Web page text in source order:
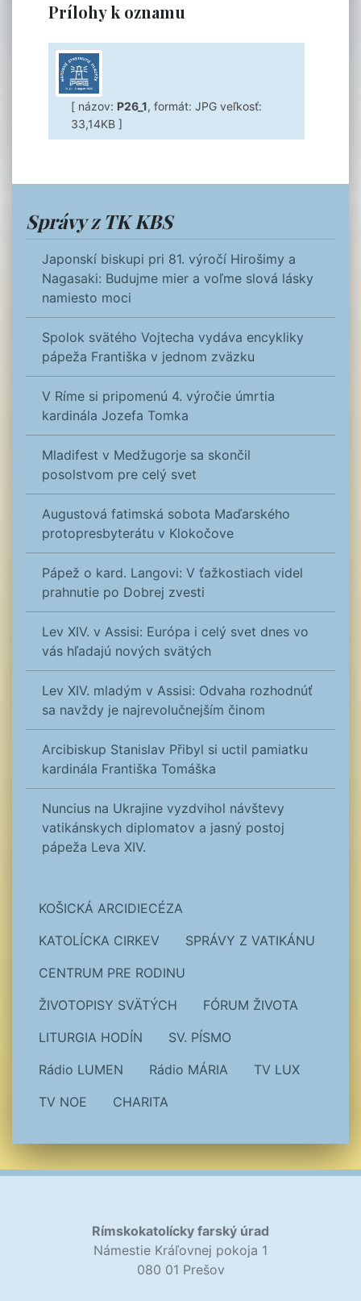
Prílohy k oznamu
[ názov: P26_1, formát: JPG veľkosť:
33,14KB ]
Správy z TK KBS
Japonskí biskupi pri 81. výročí Hirošimy a
Nagasaki: Budujme mier a voľme slová lásky
namiesto moci
Spolok svätého Vojtecha vydáva encykliky
pápeža Františka v jednom zväzku
V Ríme si pripomenú 4. výročie úmrtia
kardinála Jozefa Tomka
Mladifest v Medžugorje sa skončil
posolstvom pre celý svet
Augustová fatimská sobota Maďarského
protopresbyterátu v Klokočove
Pápež o kard. Langovi: V ťažkostiach videl
prahnutie po Dobrej zvesti
Lev XIV. v Assisi: Európa i celý svet dnes vo
vás hľadajú nových svätých
Lev XIV. mladým v Assisi: Odvaha rozhodnúť
sa navždy je najrevolučnejším činom
Arcibiskup Stanislav Přibyl si uctil pamiatku
kardinála Františka Tomáška
Nuncius na Ukrajine vyzdvihol návštevy
vatikánskych diplomatov a jasný postoj
pápeža Leva XIV.
KOŠICKÁ ARCIDIECÉZA
KATOLÍCKA CIRKEV
SPRÁVY Z VATIKÁNU
CENTRUM PRE RODINU
ŽIVOTOPISY SVÄTÝCH
FÓRUM ŽIVOTA
LITURGIA HODÍN
SV. PÍSMO
Rádio LUMEN
Rádio MÁRIA
TV LUX
TV NOE
CHARITA
Rímskokatolícky farský úrad
Námestie Kráľovnej pokoja 1
080 01 Prešov